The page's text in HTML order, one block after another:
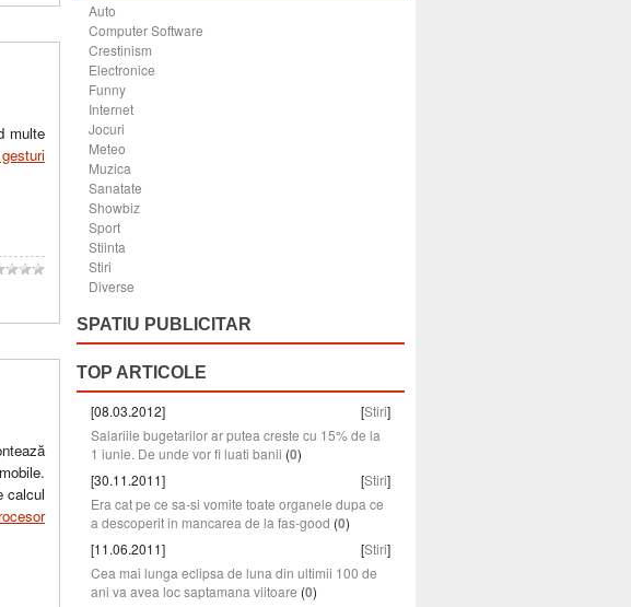
multe
calcul
Auto
Computer Software
Crestinism
Electronice
Funny
Internet
Jocuri
Meteo
Muzica
Sanatate
Showbiz
Sport
Stiinta
Stiri
Diverse
SPATIU PUBLICITAR
TOP ARTICOLE
[08.03.2012] [Stiri]
Salariile bugetarilor ar putea creste cu 15% de la
1 iunie. De unde vor fi luati banii (0)
[30.11.2011]
[Stiri]
Era cat pe ce sa-si vomite toate organele dupa ce
a descoperit in mancarea de la fas-good (0)
[11.06.2011]
[Stiri]
Cea mai lunga eclipsa de luna din ultimii 100 de
ani va avea loc saptamana viitoare (0)